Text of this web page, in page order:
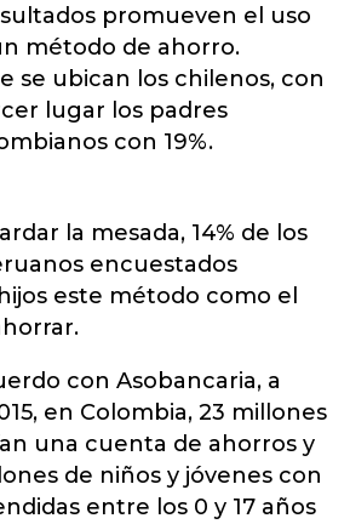
promueven el uso
método de ahorro.
se ubican los chilenos, con
lugar los padres
con 19%.
la mesada, 14% de los
encuestados
este método como el
con Asobancaria, a
en Colombia, 23 millones
una cuenta de ahorros y
de niños y jóvenes con
entre los 0 y 17 años